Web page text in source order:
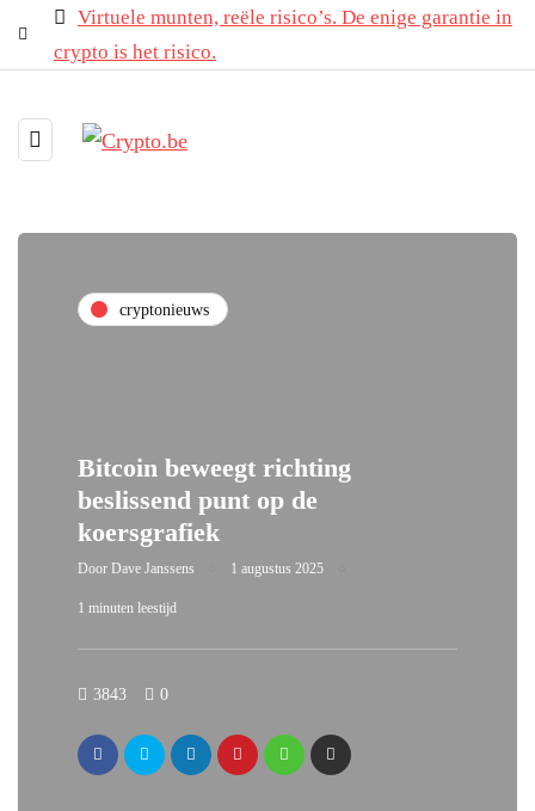
Virtuele munten, reële risico’s. De enige garantie in
crypto is het risico.
cryptonieuws
Bitcoin beweegt richting
beslissend punt op de
koersgrafiek
Door Dave Janssens 1 augustus 2025
1 minuten leestijd
3843 0